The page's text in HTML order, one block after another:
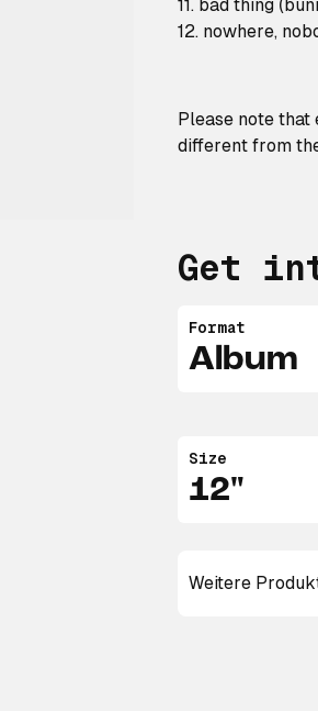
11. bad thing
12. nowhere,
Please note
different from
Get
Format
Album
Size
12"
Weitere